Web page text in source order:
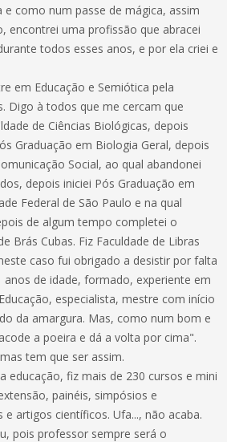
e como num passe de mágica, assim
encontrei uma profissão que abracei
todos esses anos, e por ela criei e
em Educação e Semiótica pela
Digo à todos que me cercam que
de Ciências Biológicas, depois
Graduação em Biologia Geral, depois
Social, ao qual abandonei
depois iniciei Pós Graduação em
Federal de São Paulo e na qual
de algum tempo completei o
Brás Cubas. Fiz Faculdade de Libras
caso fui obrigado a desistir por falta
de idade, formado, experiente em
especialista, mestre com início
da amargura. Mas, como num bom e
a poeira e dá a volta por cima".
tem que ser assim.
educação, fiz mais de 230 cursos e mini
painéis, simpósios e
artigos científicos. Ufa..., não acaba.
pois professor sempre será o